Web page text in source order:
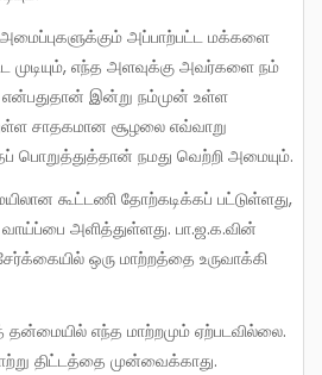
முடியும், எந்த அளவுக்கு அவர்களை நம்
என்பதுதான் இன்று நம்முன் உள்ள
சாதகமான சூழலை எவ்வாறு
பொறுத்துத்தான் நமது வெற்றி அமையும்.
அளித்துள்ளது. பா.ஜ.க.வின்
ஒரு மாற்றத்தை உருவாக்கி
திட்டத்தை முன்வைக்காது.